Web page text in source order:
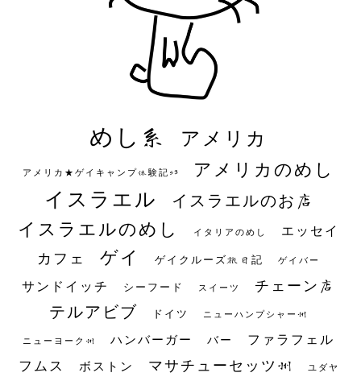
めし系 アメリカ
アメリカ★ゲイキャンプ体験記S3 アメリカのめし
イスラエル イスラエルのお店
イスラエルのめし イタリアのめし エッセイ
カフェ ゲイ ゲイクルーズ旅日記 ゲイバー
サンドイッチ シーフード スイーツ チェーン店
テルアビブ ドイツ ニューハンプシャー州
ニューヨーク州 ハンバーガー バー ファラフェル
フムス ボストン マサチューセッツ州 ユダヤ